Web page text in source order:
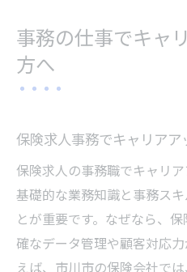
事務の仕事でキャ
方へ
保険求人事務でキャリアア
保険求人の事務職でキャリ
基礎的な業務知識と事務ス
とが重要です。なぜなら、
確なデータ管理や顧客対応
えば、市川市の保険会社で